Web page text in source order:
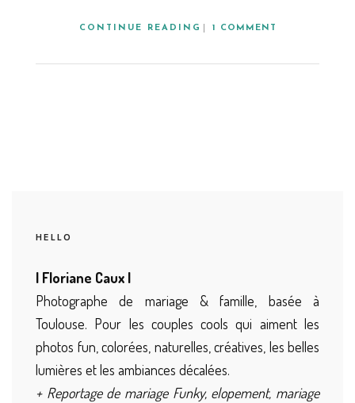
CONTINUE READING 1 COMMENT
HELLO
| Floriane Caux |
Photographe de mariage & famille, basée à
Toulouse. Pour les couples cools qui aiment les
photos fun, colorées, naturelles, créatives, les belles
lumières et les ambiances décalées.
+ Reportage de mariage Funky, elopement, mariage